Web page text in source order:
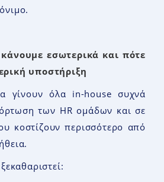
εσωτερικά και πότε
υποστήριξη
γίνουν όλα in-house συχνά
των HR ομάδων και σε
κοστίζουν περισσότερο από